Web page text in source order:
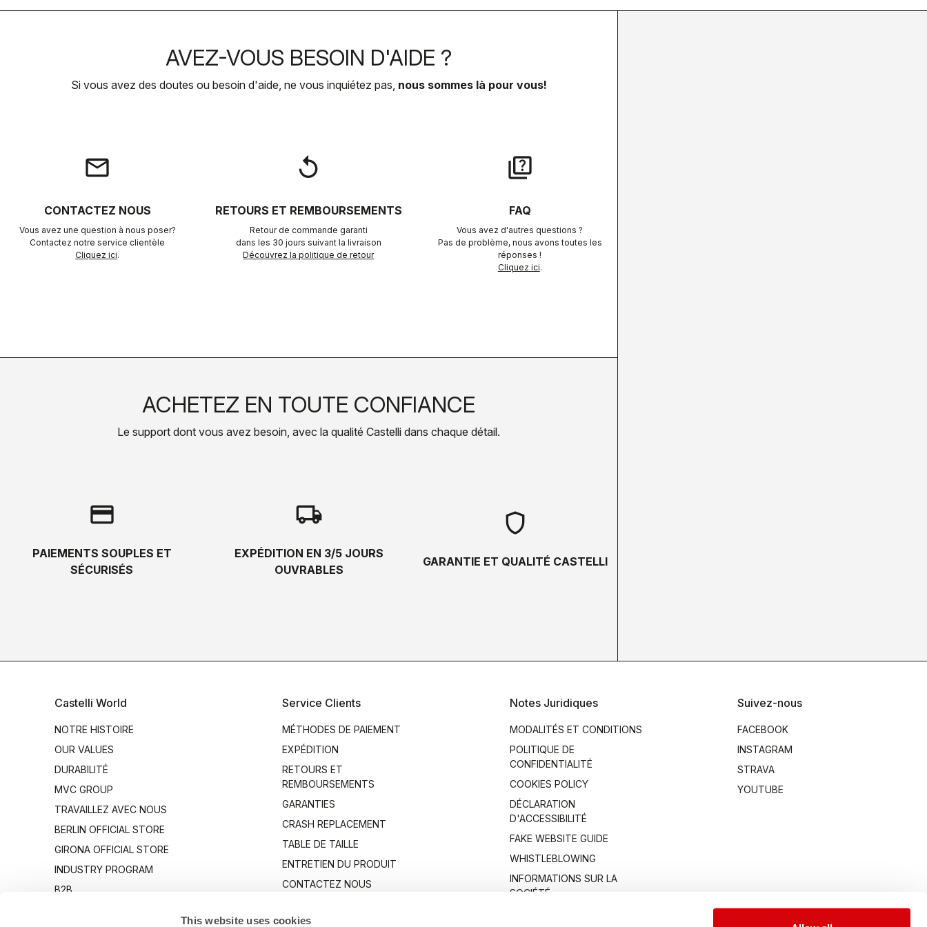
This website uses cookies
AVEZ-VOUS BESOIN D'AIDE ?
Si vous avez des doutes ou besoin d'aide, ne vous inquiétez pas, nous sommes là pour vous!
email
CONTACTEZ NOUS
Vous avez une question à nous poser?
Contactez notre service clientèle
Cliquez ici.
replay
RETOURS ET REMBOURSEMENTS
Retour de commande garanti
dans les 30 jours suivant la livraison
Découvrez la politique de retour
quiz
FAQ
Vous avez d'autres questions ?
Pas de problème, nous avons toutes les
réponses !
Cliquez ici.
ACHETEZ EN TOUTE CONFIANCE
Le support dont vous avez besoin, avec la qualité Castelli dans chaque détail.
credit_card
PAIEMENTS SOUPLES ET
SÉCURISÉS
local_shipping
EXPÉDITION EN 3/5 JOURS
OUVRABLES
shield
GARANTIE ET QUALITÉ CASTELLI
Castelli World
NOTRE HISTOIRE
OUR VALUES
DURABILITÉ
MVC GROUP
TRAVAILLEZ AVEC NOUS
BERLIN OFFICIAL STORE
GIRONA OFFICIAL STORE
INDUSTRY PROGRAM
B2B
Service Clients
MÉTHODES DE PAIEMENT
EXPÉDITION
RETOURS ET
REMBOURSEMENTS
GARANTIES
CRASH REPLACEMENT
TABLE DE TAILLE
ENTRETIEN DU PRODUIT
CONTACTEZ NOUS
Notes Juridiques
MODALITÉS ET CONDITIONS
POLITIQUE DE
CONFIDENTIALITÉ
COOKIES POLICY
DÉCLARATION
D'ACCESSIBILITÉ
FAKE WEBSITE GUIDE
WHISTLEBLOWING
INFORMATIONS SUR LA
SOCIÉTÉ
Suivez-nous
FACEBOOK
INSTAGRAM
STRAVA
YOUTUBE